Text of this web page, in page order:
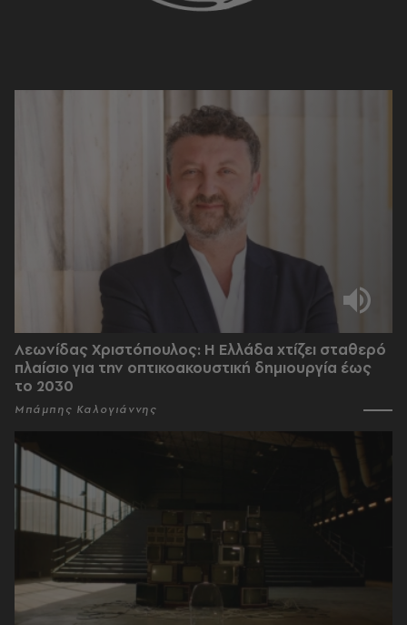
Λεωνίδας Χριστόπουλος: Η Ελλάδα χτίζει σταθερό
πλαίσιο για την οπτικοακουστική δημιουργία έως
το 2030
Μπάμπης Καλογιάννης